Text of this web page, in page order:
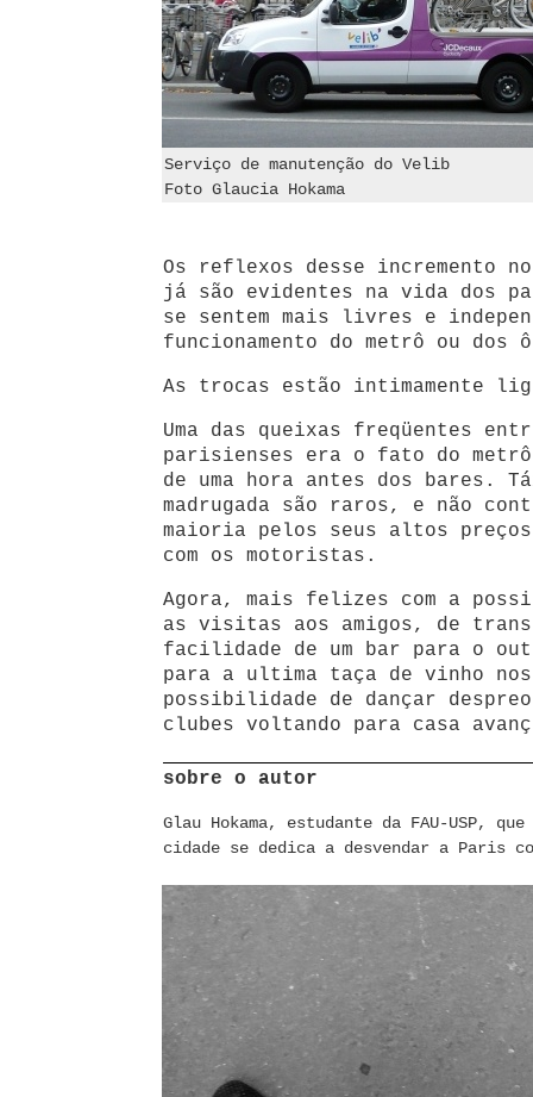
Serviço de manutenção do Velib
Foto Glaucia Hokama
Os reflexos desse incremento
já são evidentes na vida dos
se sentem mais livres e
funcionamento do metrô ou dos
As trocas estão intimamente
Uma das queixas freqüentes
parisienses era o fato do
de uma hora antes dos bares.
madrugada são raros, e não
maioria pelos seus altos
com os motoristas.
Agora, mais felizes com a
as visitas aos amigos, de
facilidade de um bar para o
para a ultima taça de vinho
possibilidade de dançar
clubes voltando para casa
sobre o autor
Glau Hokama, estudante da FAU-USP,
cidade se dedica a desvendar a Paris